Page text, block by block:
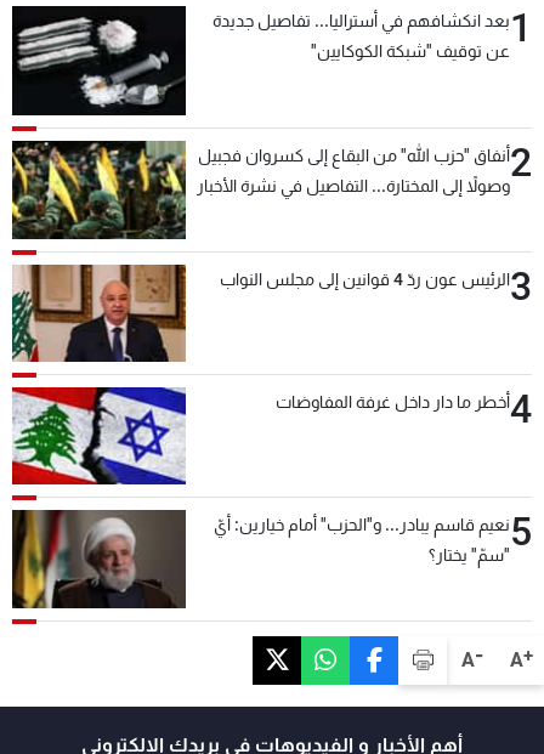
A+
A-
1بعد انكشافهم في أستراليا... تفاصيل جديدة
عن توقيف "شبكة الكوكايين"
2أنفاق "حزب الله" من البقاع إلى كسروان فجبيل
وصولاً إلى المختارة... التفاصيل في نشرة الأخبار
3الرئيس عون ردّ 4 قوانين إلى مجلس النواب
4أخطر ما دار داخل غرفة المفاوضات
5نعيم قاسم يبادر... و"الحزب" أمام خيارين: أيّ
"سمّ" يختار؟
أهم الأخبار و الفيديوهات في بريدك الالكتروني